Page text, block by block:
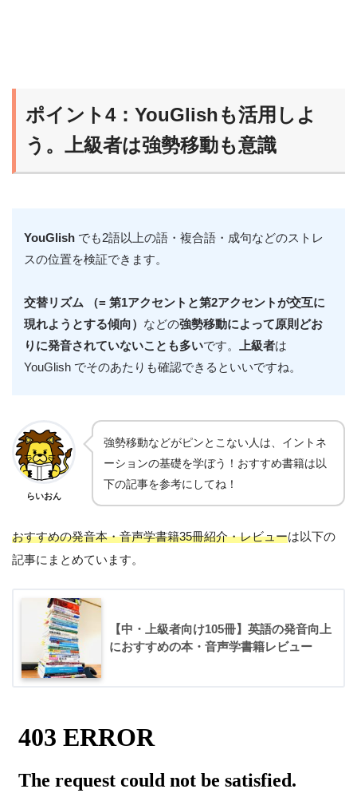
ポイント4：YouGlishも活用しよ
う。上級者は強勢移動も意識
YouGlish でも2語以上の語・複合語・成句などのストレ
スの位置を検証できます。
交替リズム （= 第1アクセントと第2アクセントが交互に
現れようとする傾向） などの強勢移動によって原則どお
りに発音されていないことも多いです。 上級者は
YouGlish でそのあたりも確認できるといいですね。
らいおん
強勢移動などがピンとこない人は、イントネ
ーションの基礎を学ぼう！おすすめ書籍は以
下の記事を参考にしてね！
おすすめの発音本・音声学書籍35冊紹介・レビューは以下の
記事にまとめています。
【中・上級者向け105冊】英語の発音向上
におすすめの本・音声学書籍レビュー